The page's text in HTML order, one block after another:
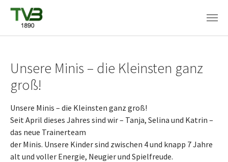
Unsere Minis – die Kleinsten ganz
groß!
Unsere Minis – die Kleinsten ganz groß!
Seit April dieses Jahres sind wir – Tanja, Selina und Katrin –
das neue Trainerteam
der Minis. Unsere Kinder sind zwischen 4 und knapp 7 Jahre
alt und voller Energie, Neugier und Spielfreude.